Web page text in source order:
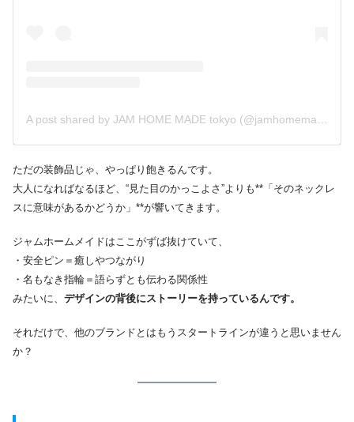
ただの装飾品じゃ、やっぱり飽きるんです。
大人になればなるほど、“見た目のかっこよさ”よりも**「そのネックレ
スに意味があるかどうか」**が響いてきます。
ジャムホームメイドはここがずば抜けていて、
・安全ピン＝癒しやつながり
・名もなき指輪＝語らずとも伝わる関係性
みたいに、 デザインの背後にストーリーを持っているんです。
それだけで、他のブランドとはもうスタートラインが違うと思いません
か？